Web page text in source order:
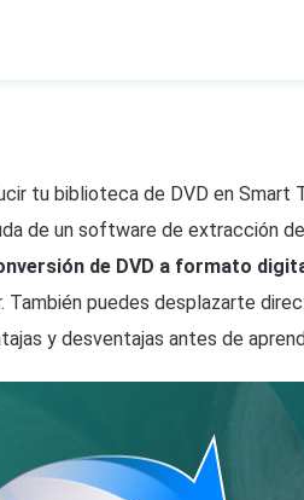
tu biblioteca de DVD en Smart
de un software de extracción
de DVD a formato
También puedes desplazarte
y desventajas antes de